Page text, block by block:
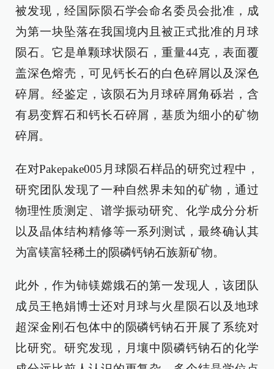
被发现，经国际陨石学会命名委员会批准，成
为第一块坠落在我国境内且被正式批准的月球
陨石。它是单颗球状陨石，重量44克，表面覆
盖深色熔壳，可见钙长石的白色碎屑以及深色
碎屑。经鉴定，该陨石为月球碎屑角砾岩，含
有易变辉石和钙长石碎屑，基质为细小的矿物
碎屑。
在对Pakepake005月球陨石样品的研究过程中，
研究团队发现了一种自然界未知的矿物，通过
物理性质测定、谱学振动研究、化学成分分析
以及晶体结构精修等一系列测试，最终确认其
为富镁富轻稀土的陨磷钙钠石族新矿物。
此外，作为铈镁嫦娥石的第一发现人，该团队
成员王艳娟博士还对月球与火星陨石以及地球
超深金刚石包体中的陨磷钙钠石开展了系统对
比研究。研究发现，月壤中陨磷钙钠石的化学